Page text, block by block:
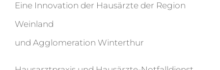
Eine Innovation der Hausärzte der Region
Weinland
und Agglomeration Winterthur